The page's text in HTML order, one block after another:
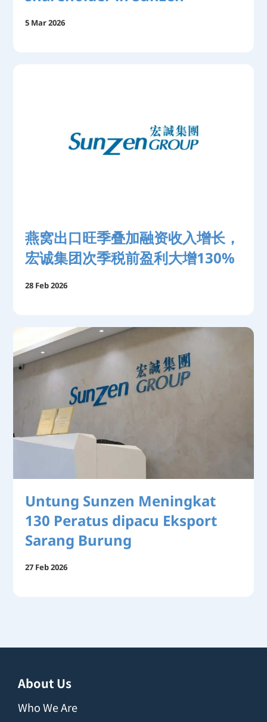
5 Mar 2026
燕窝出口旺季叠加融资收入增长，
宏诚集团次季税前盈利大增130%
28 Feb 2026
Untung Sunzen Meningkat
130 Peratus dipacu Eksport
Sarang Burung
27 Feb 2026
About Us
Who We Are